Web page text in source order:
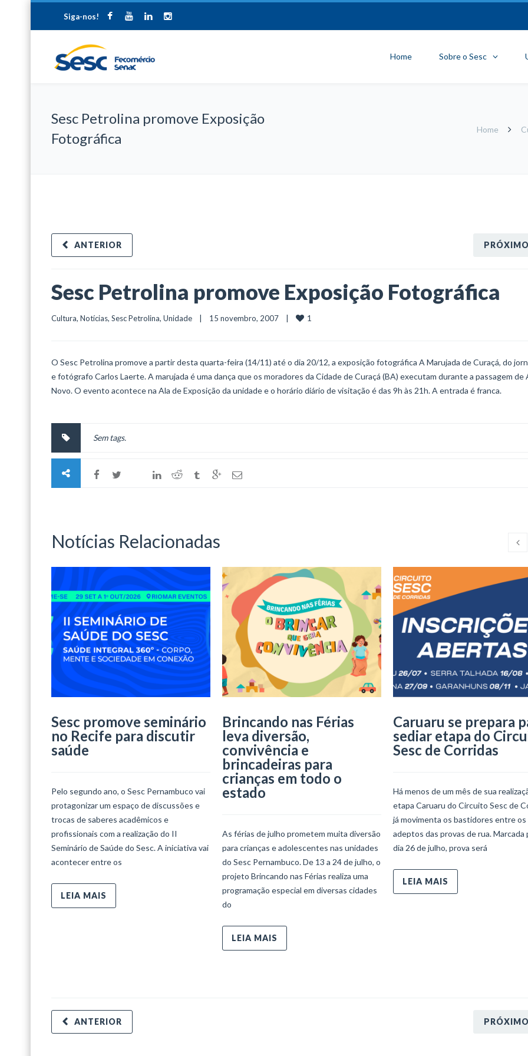
Siga-nos!
Home Sobre o Sesc
Sesc Petrolina promove Exposição
Fotográfica
Home
PRÓXIMO
ANTERIOR
Sesc Petrolina promove Exposição Fotográfica
Cultura, Notícias, Sesc Petrolina, Unidade
    |    15 novembro, 2007    |
1
O Sesc Petrolina promove a partir desta quarta-feira (14/11) até o dia 20/12, a exposição fotográfica A Marujada de Curaçá, do
e fotógrafo Carlos Laerte. A marujada é uma dança que os moradores da Cidade de Curaçá (BA) executam durante a passagem de
Novo. O evento acontece na Ala de Exposição da unidade e o horário diário de visitação é das 9h às 21h. A entrada é franca.
Sem tags.
Notícias Relacionadas
Sesc promove seminário
no Recife para discutir
saúde
Pelo segundo ano, o Sesc Pernambuco vai
protagonizar um espaço de discussões e
trocas de saberes acadêmicos e
profissionais com a realização do II
Seminário de Saúde do Sesc. A iniciativa vai
acontecer entre os
LEIA MAIS
Brincando nas Férias
leva diversão,
convivência e
brincadeiras para
crianças em todo o
estado
As férias de julho prometem muita diversão
para crianças e adolescentes nas unidades
do Sesc Pernambuco. De 13 a 24 de julho, o
projeto Brincando nas Férias realiza uma
programação especial em diversas cidades
do
LEIA MAIS
Caruaru se prepara
sediar etapa do
Sesc de Corridas
Há menos de um mês de sua
etapa Caruaru do Circuito Sesc de
já movimenta os bastidores entre os
adeptos das provas de rua. Marcada
dia 26 de julho, prova será
LEIA MAIS
PRÓXIMO
ANTERIOR